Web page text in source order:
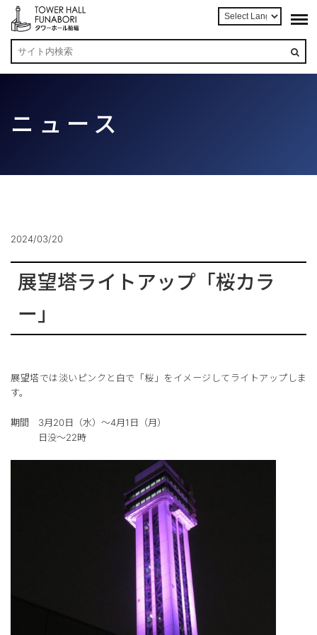
ニュース
2024/03/20
展望塔ライトアップ「桜カラ
ー」
展望塔では淡いピンクと白で「桜」をイメージしてライトアップしま
す。
期間 3月20日（水）～4月1日（月）
日没～22時